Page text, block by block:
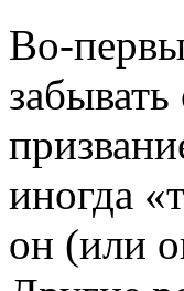
Во-
иногда
он (или